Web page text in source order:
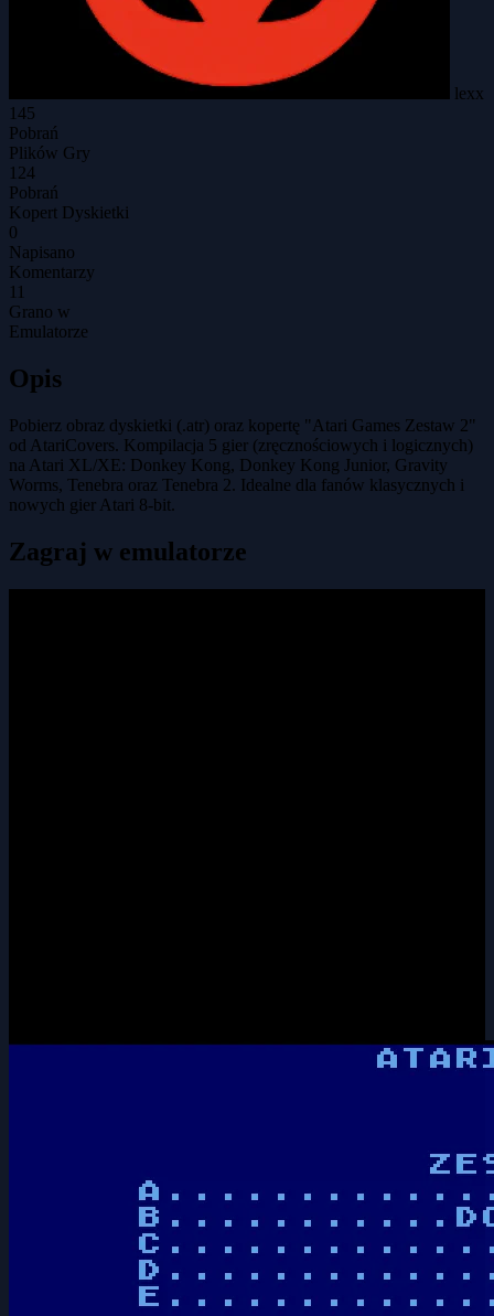
lexx
145
Pobrań
Plików Gry
124
Pobrań
Kopert Dyskietki
0
Napisano
Komentarzy
11
Grano w
Emulatorze
Opis
Pobierz obraz dyskietki (.atr) oraz kopertę "Atari Games Zestaw 2"
od AtariCovers. Kompilacja 5 gier (zręcznościowych i logicznych)
na Atari XL/XE: Donkey Kong, Donkey Kong Junior, Gravity
Worms, Tenebra oraz Tenebra 2. Idealne dla fanów klasycznych i
nowych gier Atari 8-bit.
Zagraj w emulatorze